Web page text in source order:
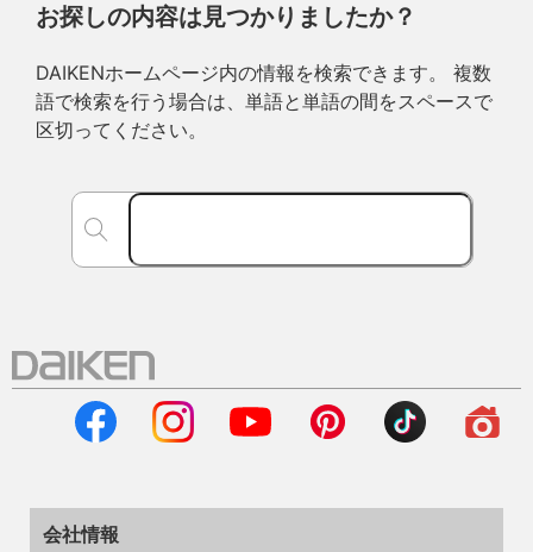
お探しの内容は見つかりましたか？
DAIKENホームページ内の情報を検索できます。 複数
語で検索を行う場合は、単語と単語の間をスペースで
区切ってください。
会社情報